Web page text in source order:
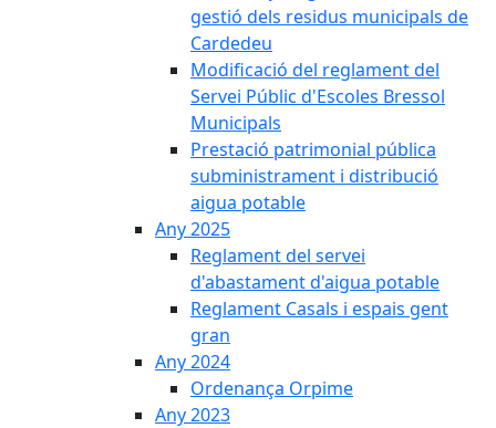
gestió dels residus municipals de
Cardedeu
Modificació del reglament del
Servei Públic d'Escoles Bressol
Municipals
Prestació patrimonial pública
subministrament i distribució
aigua potable
Any 2025
Reglament del servei
d'abastament d'aigua potable
Reglament Casals i espais gent
gran
Any 2024
Ordenança Orpime
Any 2023